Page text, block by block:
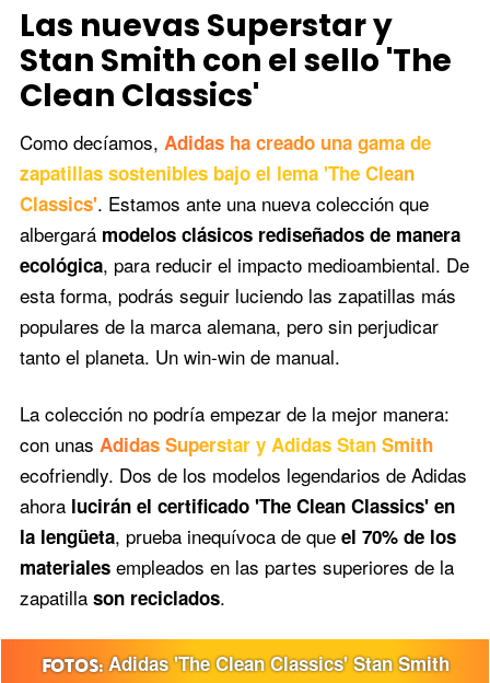
Las nuevas Superstar y
Stan Smith con el sello 'The
Clean Classics'
Como decíamos, Adidas ha creado una gama de
zapatillas sostenibles bajo el lema 'The Clean
Classics'. Estamos ante una nueva colección que
albergará modelos clásicos rediseñados de manera
ecológica, para reducir el impacto medioambiental. De
esta forma, podrás seguir luciendo las zapatillas más
populares de la marca alemana, pero sin perjudicar
tanto el planeta. Un win-win de manual.
La colección no podría empezar de la mejor manera:
con unas Adidas Superstar y Adidas Stan Smith
ecofriendly. Dos de los modelos legendarios de Adidas
ahora lucirán el certificado 'The Clean Classics' en
la lengüeta, prueba inequívoca de que el 70% de los
materialesempleados en las partes superiores de la
zapatilla son reciclados.
Adidas 'The Clean Classics' Stan Smith